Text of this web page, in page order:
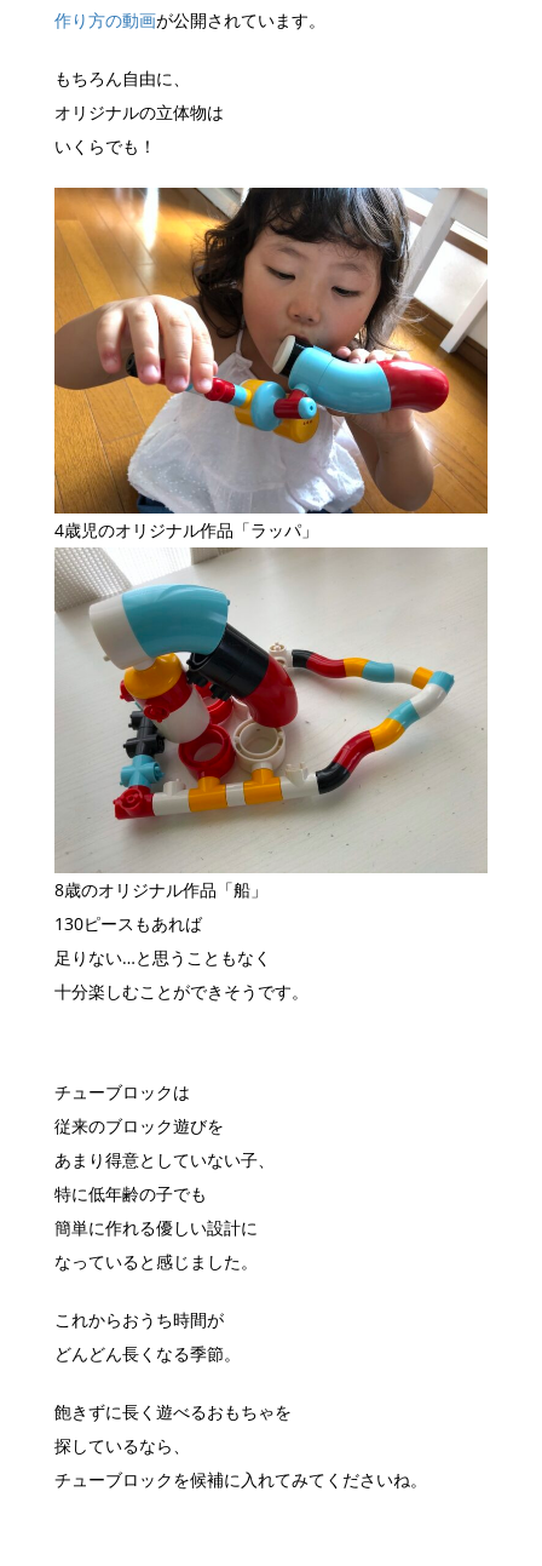
作り方の動画が公開されています。
もちろん自由に、
オリジナルの立体物は
いくらでも！
4歳児のオリジナル作品「ラッパ」
8歳のオリジナル作品「船」
130ピースもあれば
足りない…と思うこともなく
十分楽しむことができそうです。
チューブロックは
従来のブロック遊びを
あまり得意としていない子、
特に低年齢の子でも
簡単に作れる優しい設計に
なっていると感じました。
これからおうち時間が
どんどん長くなる季節。
飽きずに長く遊べるおもちゃを
探しているなら、
チューブロックを候補に入れてみてくださいね。